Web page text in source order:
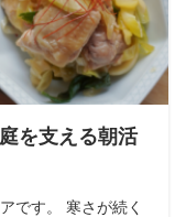
を支える朝活
です。 寒さが続く